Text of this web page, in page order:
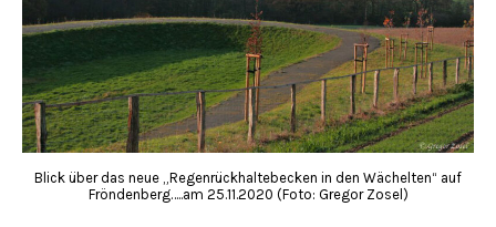
Blick über das neue „Regenrückhaltebecken in den Wächelten“ auf
Fröndenberg…..am 25.11.2020 (Foto: Gregor Zosel)